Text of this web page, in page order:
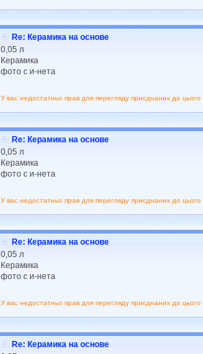
Re: Керамика на основе
0,05 л
Керамика
фото с и-нета
У вас недостатньо прав для перегляду приєднаних до цього
Re: Керамика на основе
0,05 л
Керамика
фото с и-нета
У вас недостатньо прав для перегляду приєднаних до цього
Re: Керамика на основе
0,05 л
Керамика
фото с и-нета
У вас недостатньо прав для перегляду приєднаних до цього
Re: Керамика на основе